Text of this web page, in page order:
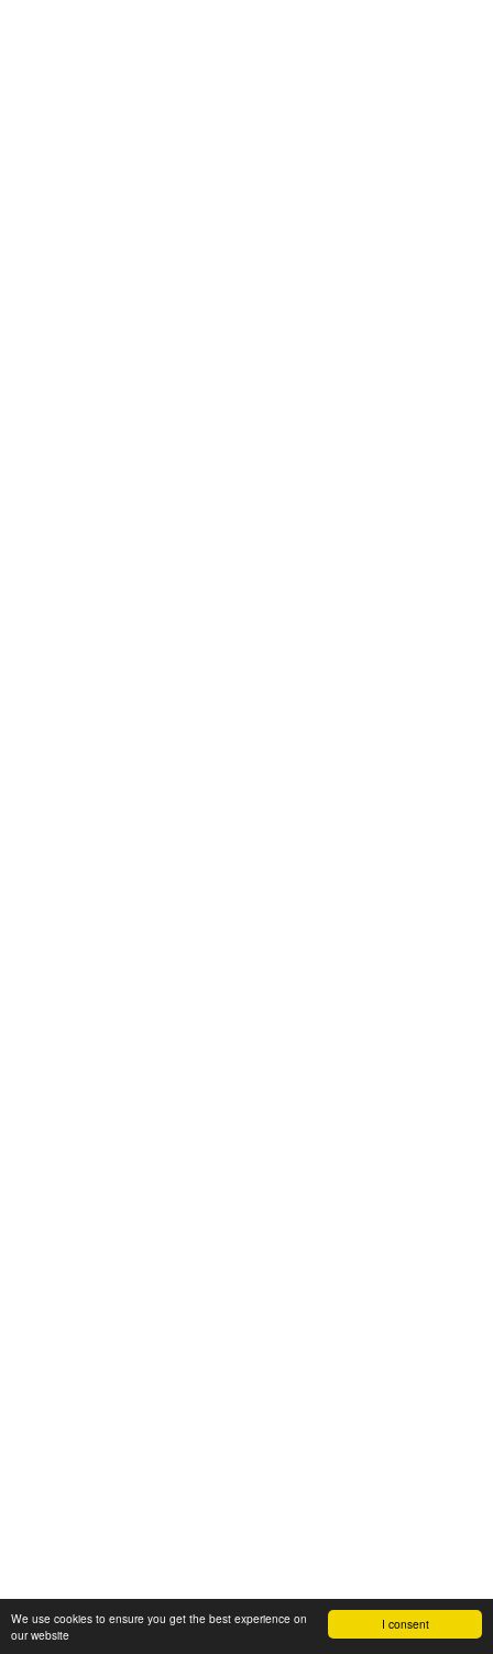
I consent
We use cookies to ensure you get the best experience on
our website